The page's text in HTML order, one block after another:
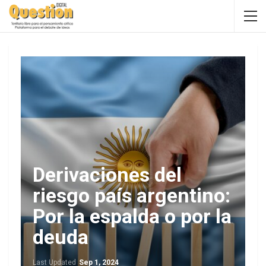
Derivaciones del
riesgo país argentino:
Por la espalda o por la
deuda
Last Updated Sep 1, 2024